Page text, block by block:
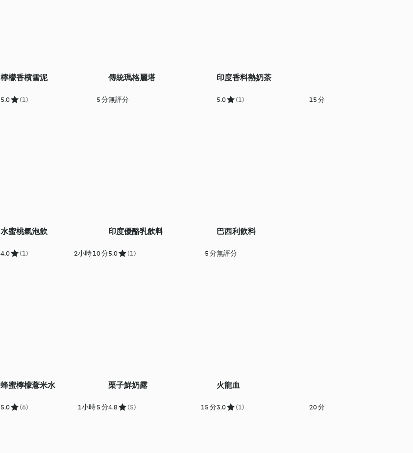
檸檬香檳雪泥
5.0 (1) 5 分
傳統瑪格麗塔
無評分
印度香料熱奶茶
5.0 (1) 15 分
水蜜桃氣泡飲
4.0 (1) 2小時 10 分
印度優酪乳飲料
5.0 (1) 5 分
巴西利飲料
無評分
蜂蜜檸檬薏米水
5.0 (6) 1小時 5 分
栗子鮮奶露
4.8 (5) 15 分
火龍血
3.0 (1) 20 分